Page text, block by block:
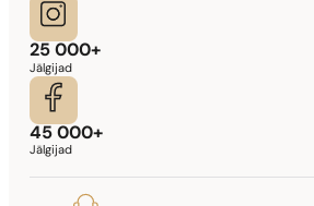
25 000+
Jälgijad
45 000+
Jälgijad